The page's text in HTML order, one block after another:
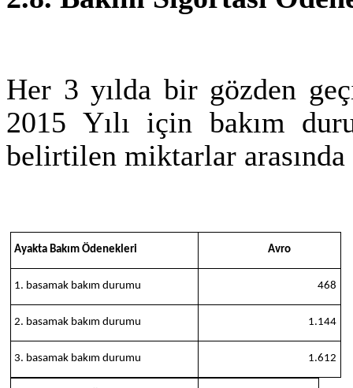
Her 3 yılda bir gözden
2015 Yılı için bakım
belirtilen miktarlar arasında
Ayakta Bakım Ödenekleri Avro
1. basamak bakım durumu 468
2. basamak bakım durumu 1.144
3. basamak bakım durumu 1.612